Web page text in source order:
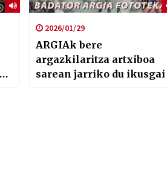
2026/01/29
ARGIAk bere
argazkilaritza artxiboa
sarean jarriko du ikusgai